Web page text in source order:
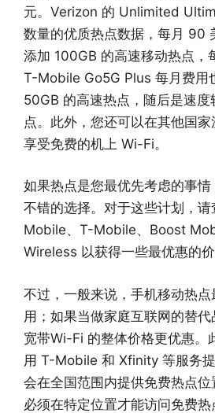
元。Verizon 的 Unlimited
数量的优质热点数据，每月 90
添加 100GB 的高速移动热点，
T-Mobile Go5G Plus 每月费用
50GB 的高速热点，随后是速
点。此外，您还可以在其他国
享受免费的机上 Wi-Fi。
如果热点是您最优先考虑的事
不错的选择。对于这些计划，
Mobile、T-Mobile、Boost
Wireless 以获得一些最优惠的价
不过，一般来说，手机移动热
用；如果当做家庭互联网的替
宽带Wi-Fi 的整体价格更优惠。
用 T-Mobile 和 Xfinity 等服务
会在全国范围内提供免费热点
必须在特定位置才能访问免费热